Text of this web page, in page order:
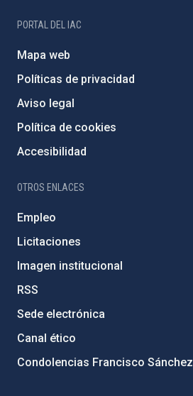
PORTAL DEL IAC
Mapa web
Políticas de privacidad
Aviso legal
Política de cookies
Accesibilidad
OTROS ENLACES
Empleo
Licitaciones
Imagen institucional
RSS
Sede electrónica
Canal ético
Condolencias Francisco Sánchez